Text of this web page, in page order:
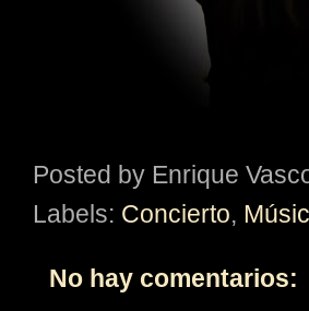
Posted by Enrique
Labels: Concierto,
No hay comentarios: